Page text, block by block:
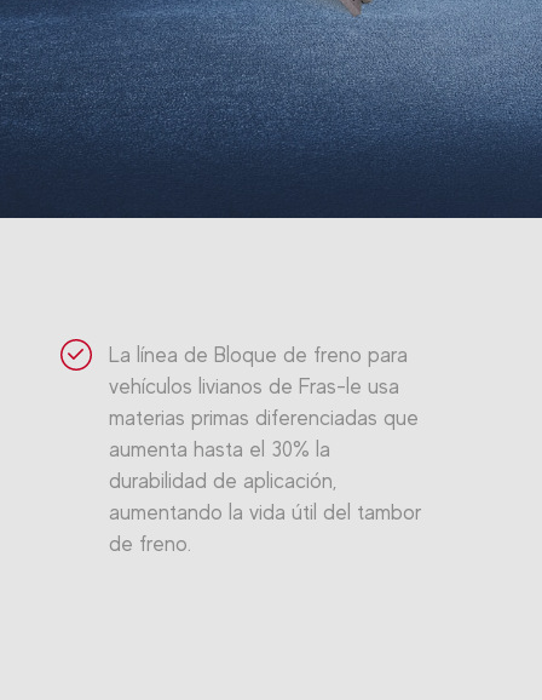
La línea de Bloque de freno para
vehículos livianos de Fras-le usa
materias primas diferenciadas que
aumenta hasta el 30% la
durabilidad de aplicación,
aumentando la vida útil del tambor
de freno.